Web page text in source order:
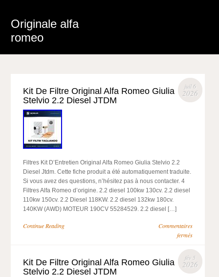
Originale alfa
romeo
juil 6
2026
Kit De Filtre Original Alfa Romeo Giulia
Stelvio 2.2 Diesel JTDM
Filtres Kit D’Entretien Original Alfa Romeo Giulia Stelvio 2.2
Diesel Jtdm. Cette fiche produit a été automatiquement traduite.
Si vous avez des questions, n’hésitez pas à nous contacter. 4
Filtres Alfa Romeo d’origine. 2.2 diesel 100kw 130cv. 2.2 diesel
110kw 150cv. 2.2 Diesel 118KW. 2.2 diesel 132kw 180cv.
140KW (AWD) MOTEUR 190CV 55284529. 2.2 diesel […]
Continue Reading
Commentaires
fermés
fév 5
2026
Kit De Filtre Original Alfa Romeo Giulia
Stelvio 2.2 Diesel JTDM